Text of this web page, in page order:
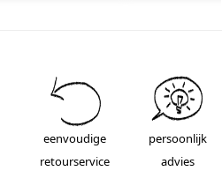
eenvoudige
retourservice
persoonlijk
advies